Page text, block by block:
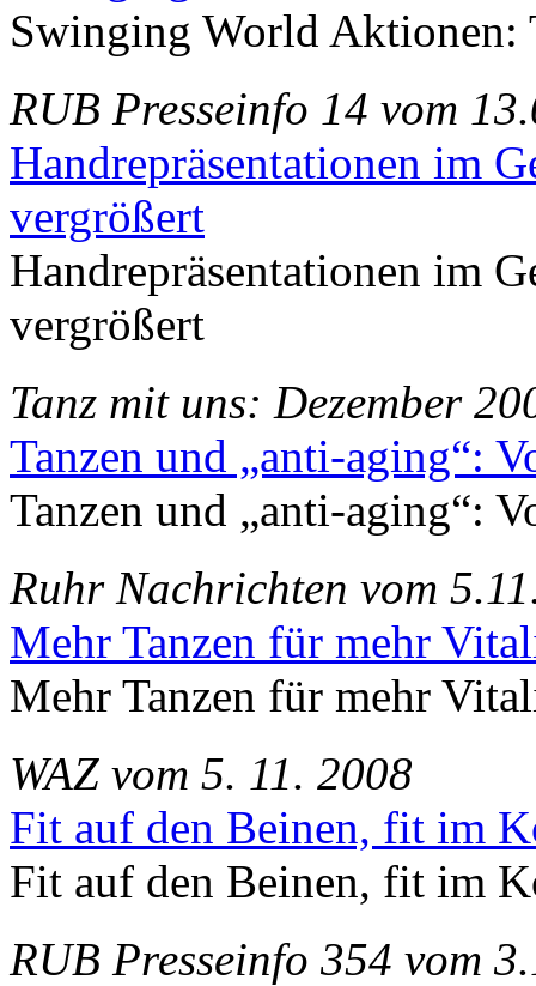
Swinging World
RUB Presseinfo 14 vom
Handrepräsentationen im
vergrößert
Handrepräsentationen im
vergrößert
Tanz mit uns: Dezember
Tanzen und „anti-aging“:
Tanzen und „anti-aging“:
Ruhr Nachrichten vom
Mehr Tanzen für mehr
Mehr Tanzen für mehr
WAZ vom 5. 11. 2008
Fit auf den Beinen, fit im
Fit auf den Beinen, fit im
RUB Presseinfo 354 vom